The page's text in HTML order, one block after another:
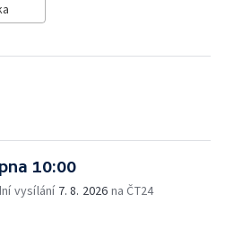
10:00
vysílání 7. 8. 2026 na ČT24